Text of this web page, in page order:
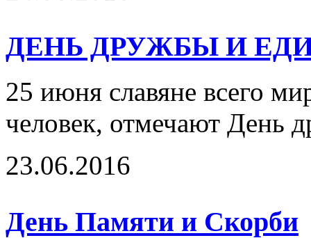
ДЕНЬ ДРУЖБЫ И
25 июня славяне всего
человек, отмечают День
23.06.2016
День Памяти и Скорби